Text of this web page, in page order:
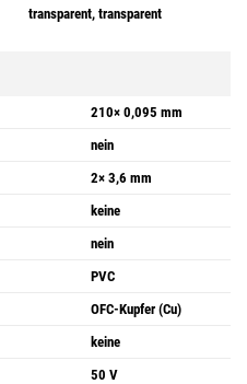
transparent, transparent
210× 0,095 mm
nein
2× 3,6 mm
keine
nein
PVC
OFC-Kupfer (Cu)
keine
50 V